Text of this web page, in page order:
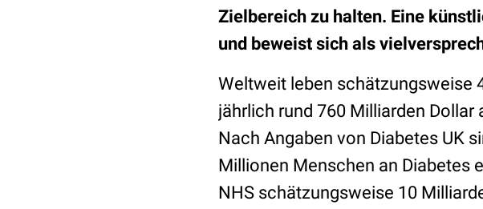
Zielbereich zu halten. Eine
und beweist sich als
Weltweit leben schätzungsweise
jährlich rund 760 Milliarden
Nach Angaben von Diabetes UK
Millionen Menschen an Diabetes
NHS schätzungsweise 10